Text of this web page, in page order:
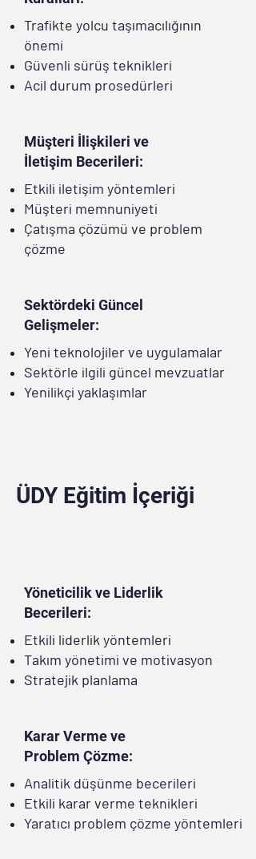
Trafikte yolcu taşımacılığının
önemi
Güvenli sürüş teknikleri
Acil durum prosedürleri
Müşteri İlişkileri ve
İletişim Becerileri:
Etkili iletişim yöntemleri
Müşteri memnuniyeti
Çatışma çözümü ve problem
çözme
Sektördeki Güncel
Gelişmeler:
Yeni teknolojiler ve uygulamalar
Sektörle ilgili güncel mevzuatlar
Yenilikçi yaklaşımlar
ÜDY Eğitim İçeriği
Yöneticilik ve Liderlik
Becerileri:
Etkili liderlik yöntemleri
Takım yönetimi ve motivasyon
Stratejik planlama
Karar Verme ve
Problem Çözme:
Analitik düşünme becerileri
Etkili karar verme teknikleri
Yaratıcı problem çözme yöntemleri